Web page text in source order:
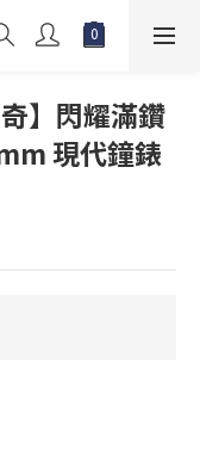
】閃耀滿鑽
現代鐘錶